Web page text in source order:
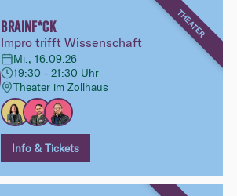
THEATER
BRAINF*CK
Impro trifft Wissenschaft
Mi., 16.09.26
19:30 - 21:30 Uhr
Theater im Zollhaus
Info & Tickets